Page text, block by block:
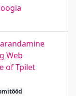
Web
of Tpilet